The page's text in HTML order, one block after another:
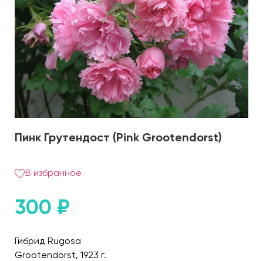
Пинк Грутендост (Pink Grootendorst)
В избранное
300 ₽
Гибрид Rugosa
Grootendorst, 1923 г.